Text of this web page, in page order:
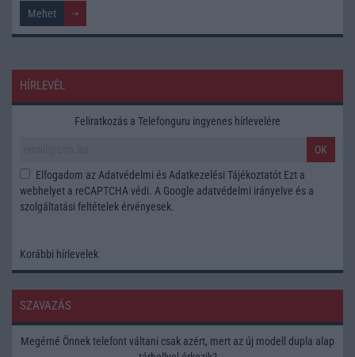
HÍRLEVÉL
Feliratkozás a Telefonguru ingyenes hírlevelére
OK
Elfogadom az Adatvédelmi és Adatkezelési Tájékoztatót Ezt a
webhelyet a reCAPTCHA védi. A Google adatvédelmi irányelve és a
szolgáltatási feltételek érvényesek.
Korábbi hírlevelek
SZAVAZÁS
Megérné Önnek telefont váltani csak azért, mert az új modell dupla alap